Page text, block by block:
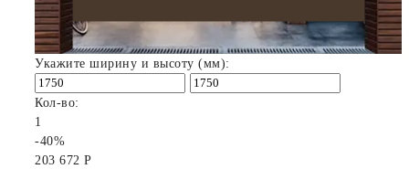
Укажите ширину и высоту (мм):
Кол-во:
1
-40%
203 672 Р